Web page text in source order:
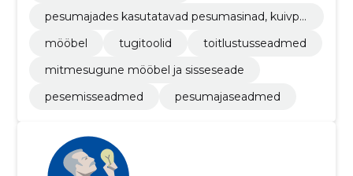
pesumajades kasutatavad pesumasinad, kuivpu
mööbel
tugitoolid
toitlustusseadmed
mitmesugune mööbel ja sisseseade
pesemisseadmed
pesumajaseadmed